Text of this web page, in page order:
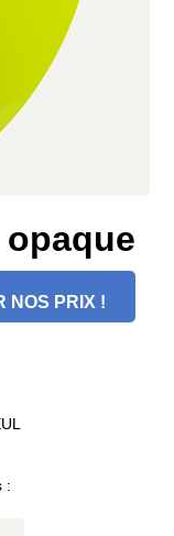
NOS PRIX !
: